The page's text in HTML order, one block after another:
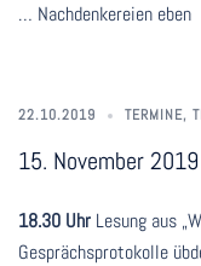
… Nachdenkereien eben
22.10.2019 TERMINE,
15. November 2019
18.30 Uhr Lesung aus
Gesprächsprotokolle